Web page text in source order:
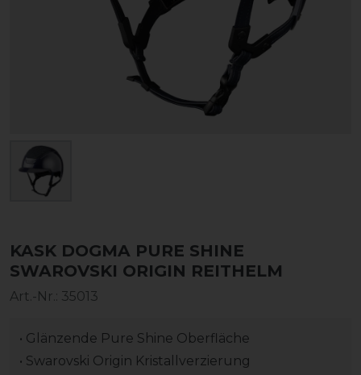
KASK DOGMA PURE SHINE
SWAROVSKI ORIGIN REITHELM
Art.-Nr.: 35013
• Glänzende Pure Shine Oberfläche
• Swarovski Origin Kristallverzierung